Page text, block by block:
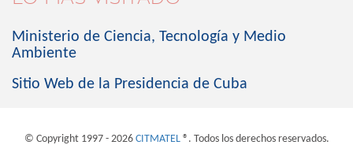
Ministerio de Ciencia, Tecnología y Medio
Ambiente
Sitio Web de la Presidencia de Cuba
© Copyright 1997 - 2026 CITMATEL®. Todos los derechos reservados.